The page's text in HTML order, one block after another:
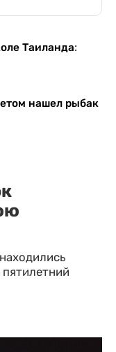
Таиланда:
нашел рыбак